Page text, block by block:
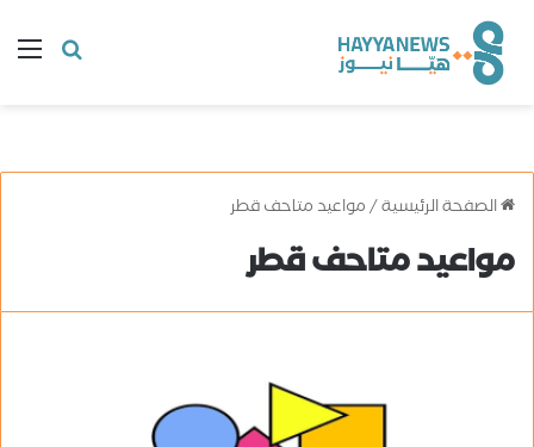
البحث
الصفحة الرئيسية/مواعيد متاحف قطر
مواعيد متاحف قطر